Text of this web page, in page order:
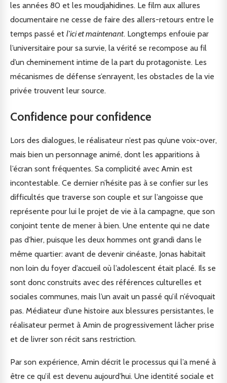
les années 80 et les moudjahidines. Le film aux allures
documentaire ne cesse de faire des allers-retours entre le
temps passé et l’ici et maintenant. Longtemps enfouie par
l’universitaire pour sa survie, la vérité se recompose au fil
d’un cheminement intime de la part du protagoniste. Les
mécanismes de défense s’enrayent, les obstacles de la vie
privée trouvent leur source.
Confidence pour confidence
Lors des dialogues, le réalisateur n’est pas qu’une voix-over,
mais bien un personnage animé, dont les apparitions à
l’écran sont fréquentes. Sa complicité avec Amin est
incontestable. Ce dernier n’hésite pas à se confier sur les
difficultés que traverse son couple et sur l’angoisse que
représente pour lui le projet de vie à la campagne, que son
conjoint tente de mener à bien. Une entente qui ne date
pas d’hier, puisque les deux hommes ont grandi dans le
même quartier: avant de devenir cinéaste, Jonas habitait
non loin du foyer d’accueil où l’adolescent était placé. Ils se
sont donc construits avec des références culturelles et
sociales communes, mais l’un avait un passé qu’il n’évoquait
pas. Médiateur d’une histoire aux blessures persistantes, le
réalisateur permet à Amin de progressivement lâcher prise
et de livrer son récit sans restriction.
Par son expérience, Amin décrit le processus qui l’a mené à
être ce qu’il est devenu aujourd’hui. Une identité sociale et